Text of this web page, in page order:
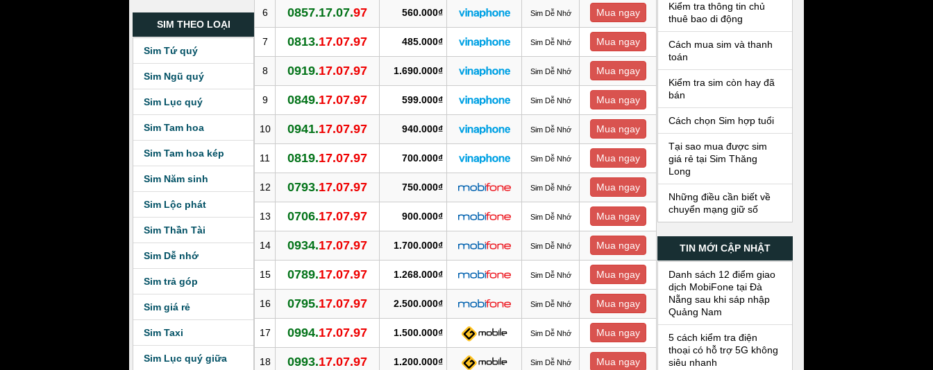
SIM THEO LOẠI
Sim Tứ quý
Sim Ngũ quý
Sim Lục quý
Sim Tam hoa
Sim Tam hoa kép
Sim Năm sinh
Sim Lộc phát
Sim Thần Tài
Sim Dễ nhớ
Sim trả góp
Sim giá rẻ
Sim Taxi
Sim Lục quý giữa
6 0857.17.07.97 560.000₫ Sim Dễ Nhớ Mua ngay
7 0813.17.07.97 485.000₫ Sim Dễ Nhớ Mua ngay
8 0919.17.07.97 1.690.000₫ Sim Dễ Nhớ Mua ngay
9 0849.17.07.97 599.000₫ Sim Dễ Nhớ Mua ngay
10 0941.17.07.97 940.000₫ Sim Dễ Nhớ Mua ngay
11 0819.17.07.97 700.000₫ Sim Dễ Nhớ Mua ngay
12 0793.17.07.97 750.000₫ Sim Dễ Nhớ Mua ngay
13 0706.17.07.97 900.000₫ Sim Dễ Nhớ Mua ngay
14 0934.17.07.97 1.700.000₫ Sim Dễ Nhớ Mua ngay
15 0789.17.07.97 1.268.000₫ Sim Dễ Nhớ Mua ngay
16 0795.17.07.97 2.500.000₫ Sim Dễ Nhớ Mua ngay
17 0994.17.07.97 1.500.000₫ Sim Dễ Nhớ Mua ngay
18 0993.17.07.97 1.200.000₫ Sim Dễ Nhớ Mua ngay
Kiểm tra thông tin chủ
thuê bao di động
Cách mua sim và thanh
toán
Kiểm tra sim còn hay đã
bán
Cách chọn Sim hợp tuổi
Tại sao mua được sim
giá rẻ tại Sim Thăng
Long
Những điều cần biết về
chuyển mạng giữ số
TIN MỚI CẬP NHẬT
Danh sách 12 điểm giao
dịch MobiFone tại Đà
Nẵng sau khi sáp nhập
Quảng Nam
5 cách kiểm tra điện
thoại có hỗ trợ 5G không
siêu nhanh